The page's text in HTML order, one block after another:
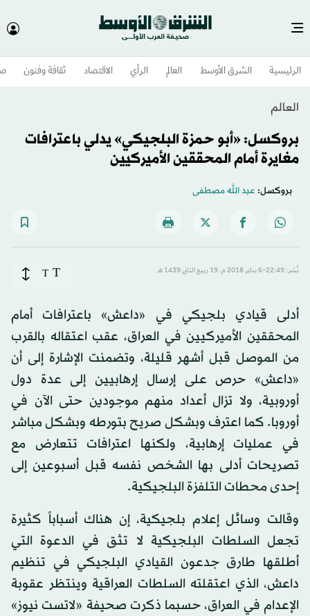
الرئيسية الشرق الأوسط​ العالم الرأي الاقتصاد ثقافة وفنون
العالم
بروكسل: «أبو حمزة البلجيكي» يدلي باعترافات
مغايرة أمام المحققين الأميركيين
بروكسل: عبد الله مصطفى
نُشر: 22:49-6 يناير 2018 م ـ 19 ربيع الثاني 1439 هـ T
T
أدلى قيادي بلجيكي في «داعش» باعترافات أمام
المحققين الأميركيين في العراق، عقب اعتقاله بالقرب
من الموصل قبل أشهر قليلة، وتضمنت الإشارة إلى أن
«داعش» حرص على إرسال إرهابيين إلى عدة دول
أوروبية، ولا تزال أعداد منهم موجودين حتى الآن في
أوروبا. كما اعترف وبشكل صريح بتورطه وبشكل مباشر
في عمليات إرهابية، ولكنها اعترافات تتعارض مع
تصريحات أدلى بها الشخص نفسه قبل أسبوعين إلى
إحدى محطات التلفزة البلجيكية.
وقالت وسائل إعلام بلجيكية، إن هناك أسباباً كثيرة
تجعل السلطات البلجيكية لا تثق في الدعوة التي
أطلقها طارق جدعون القيادي البلجيكي في تنظيم
داعش، الذي اعتقلته السلطات العراقية وينتظر عقوبة
الإعدام في العراق، حسبما ذكرت صحيفة «لاتست نيوز»